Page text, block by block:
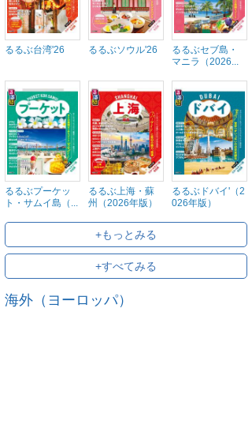
るるぶ台湾'26 るるぶソウル'26
るるぶセブ島・
マニラ（2026...
るるぶプーケッ
ト・サムイ島（...
るるぶ上海・蘇
州（2026年版）
るるぶドバイ'（2
026年版）
+もっとみる
+すべてみる
海外（ヨーロッパ）